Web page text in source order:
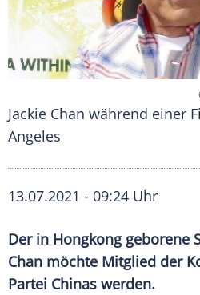
Jackie Chan während einer
Angeles
13.07.2021 - 09:24 Uhr
Der in Hongkonggeborene
Chan möchte Mitglied der
Partei Chinas werden.